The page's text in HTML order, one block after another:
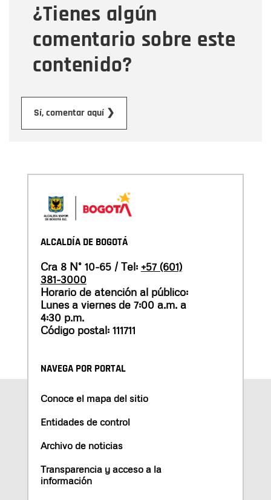
¿Tienes algún
comentario sobre este
contenido?
Sí, comentar aquí ❯
Mensaje
ALCALDÍA DE BOGOTÁ
Cra 8 N° 10-65 / Tel: +57 (601)
381-3000
Horario de atención al público:
Lunes a viernes de 7:00 a.m. a
4:30 p.m.
Código postal: 111711
NAVEGA POR PORTAL
Conoce el mapa del sitio
Entidades de control
Archivo de noticias
Transparencia y acceso a la
información